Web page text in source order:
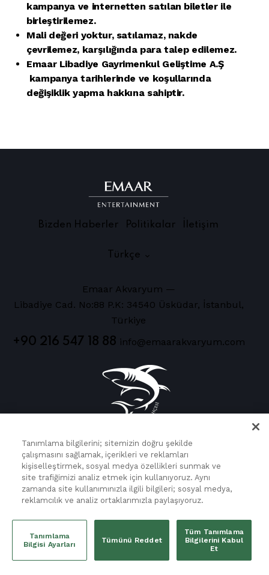
kampanya ve internetten satılan biletler ile
birleştirilemez.
Mali değeri yoktur, satılamaz, nakde
çevrilemez, karşılığında para talep edilemez.
Emaar Libadiye Gayrimenkul Geliştime A.Ş
kampanya tarihlerinde ve koşullarında
değişiklik yapma hakkına sahiptir.
Bizden Haberler Politikalar İletişim
Türkçe
Emaar Akvaryum —
Libadiye Cad. No:88 P.K: 34540 Üsküdar, İstanbul,
Türkiye
+90 216 547 18 88 info@emaarakvaryum.com
Her türlü dilek, şikayet ve önerileriniz için
bizimleburadaniletişime geçebilirsiniz.
Tanımlama bilgilerini; sitemizin doğru şekilde
çalışmasını sağlamak, içerikleri ve reklamları
kişiselleştirmek, sosyal medya özellikleri sunmak ve
site trafiğimizi analiz etmek için kullanıyoruz. Aynı
zamanda site kullanımınızla ilgili bilgileri; sosyal medya,
reklamcılık ve analiz ortaklarımızla paylaşıyoruz.
Tanımlama
Bilgisi Ayarları
Tümünü Reddet
Tüm Tanımlama
Bilgilerini Kabul
Et